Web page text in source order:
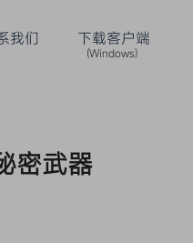
我们 下载客户端
(Windows)
密武器